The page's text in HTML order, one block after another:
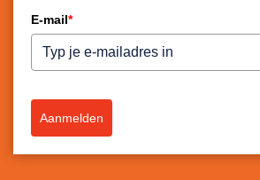
E-mail*
Aanmelden